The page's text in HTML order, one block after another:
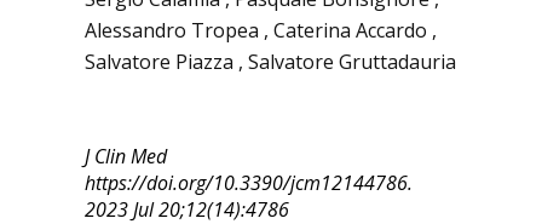
Alessandro Tropea , Caterina Accardo ,
Salvatore Piazza , Salvatore Gruttadauria
J Clin Med
https://doi.org/10.3390/jcm12144786.
2023 Jul 20;12(14):4786